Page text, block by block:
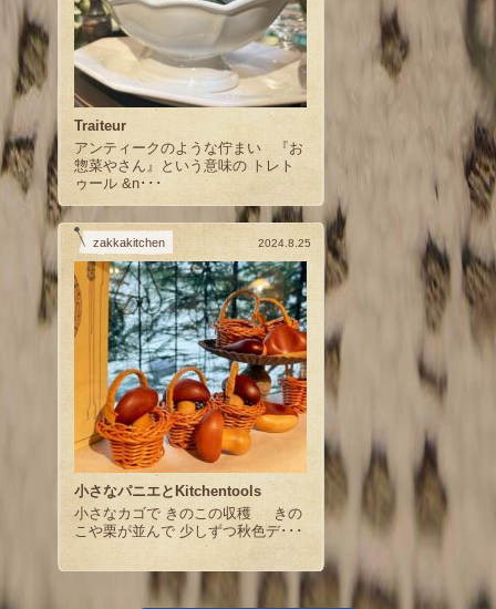
Traiteur
アンティークのような佇まい 『お
惣菜やさん』という意味の トレト
ゥール &n･･･
zakkakitchen 2024.8.25
小さなパニエとKitchentools
小さなカゴで きのこの収穫 きの
こや栗が並んで 少しずつ秋色デ･･･